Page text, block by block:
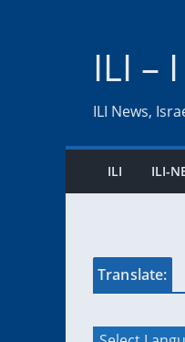
ILI –
ILI News,
ILI ILI-
Translate: